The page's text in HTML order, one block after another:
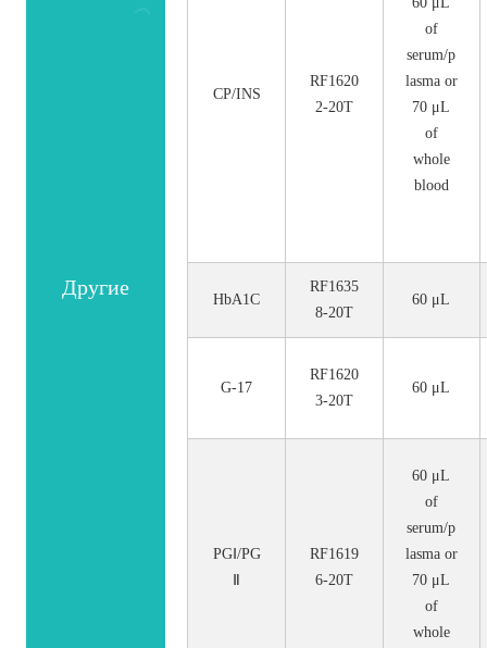
Другие
CP/INS
RF1620
2-20T
of
serum/p
lasma or
70 μL
of
whole
blood
HbA1C
RF1635
8-20T
60 μL
G-17
RF1620
3-20T
60 μL
PGⅠ/PG
RF1619
6-20T
60 μL
of
serum/p
lasma or
70 μL
of
whole